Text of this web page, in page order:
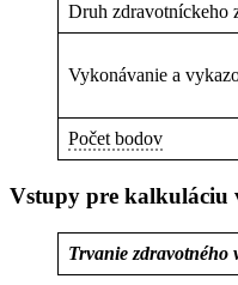
Druh zdravotníckeho
Vykonávanie a
Počet bodov
Vstupy pre kalkuláciu
Trvanie zdravotného